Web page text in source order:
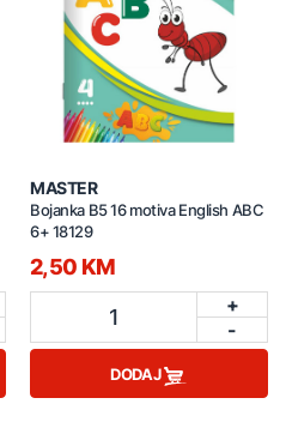
MASTER
Bojanka B5 16 motiva English ABC
6+ 18129
2,50 KM
1
+
-
DODAJ